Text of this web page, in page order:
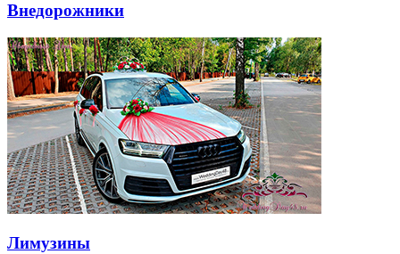
Внедорожники
Лимузины